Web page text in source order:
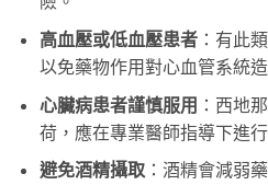
高血壓或低血壓患者：有此
以免藥物作用對心血管系統
心臟病患者謹慎服用 ：西地
荷，應在專業醫師指導下進
避免酒精攝取：酒精會減弱